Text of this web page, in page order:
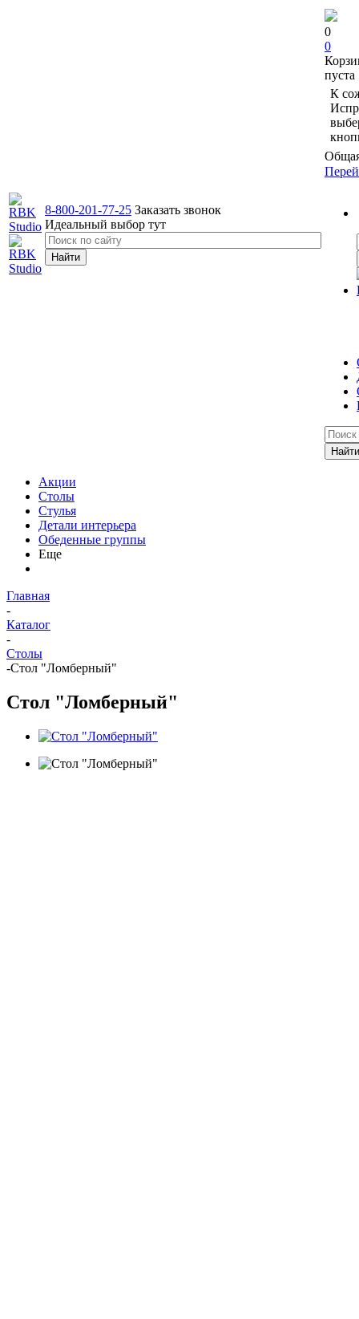
8-800-201-77-25 Заказать звонок
Идеальный выбор тут
0
0
пуста
К
Акции
Столы
Стулья
Детали интерьера
Обеденные группы
Еще
Главная
-
Каталог
-
Столы
-Стол "Ломберный"
Стол "Ломберный"